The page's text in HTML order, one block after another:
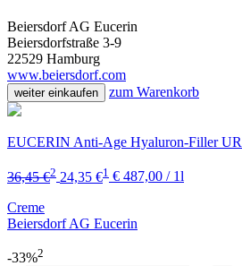
Beiersdorf AG Eucerin
Beiersdorfstraße 3-9
22529 Hamburg
www.beiersdorf.com
weiter einkaufen zum Warenkorb
EUCERIN Anti-Age Hyaluron-Filler
36,45 €2 24,35 €1 € 487,00 / 1l
Creme
Beiersdorf AG Eucerin
-33%2